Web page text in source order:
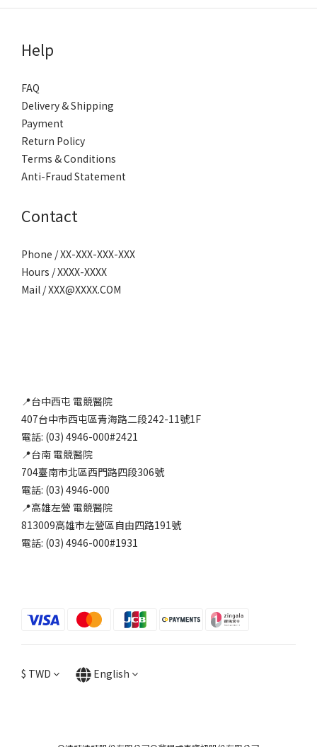
Help
FAQ
Delivery & Shipping
Payment
Return Policy
Terms & Conditions
Anti-Fraud Statement
Contact
Phone / XX-XXX-XXX-XXX
Hours / XXXX-XXXX
Mail / XXX@XXXX.COM
📍台中西屯 電競醫院
407台中市西屯區青海路二段242-11號1F
電話: (03) 4946-000#2421
📍台南 電競醫院
704臺南市北區西門路四段306號
電話: (03) 4946-000
📍高雄左營 電競醫院
813009高雄市左營區自由四路191號
電話: (03) 4946-000#1931
$ TWD English